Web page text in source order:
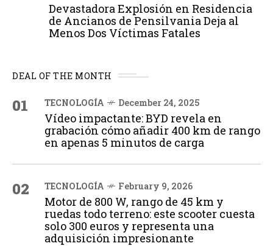
Devastadora Explosión en Residencia
de Ancianos de Pensilvania Deja al
Menos Dos Víctimas Fatales
DEAL OF THE MONTH
01 TECNOLOGÍA December 24, 2025
Vídeo impactante: BYD revela en
grabación cómo añadir 400 km de rango
en apenas 5 minutos de carga
02 TECNOLOGÍA February 9, 2026
Motor de 800 W, rango de 45 km y
ruedas todo terreno: este scooter cuesta
solo 300 euros y representa una
adquisición impresionante